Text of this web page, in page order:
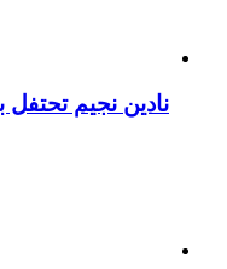
نادين نجيم تحتفل